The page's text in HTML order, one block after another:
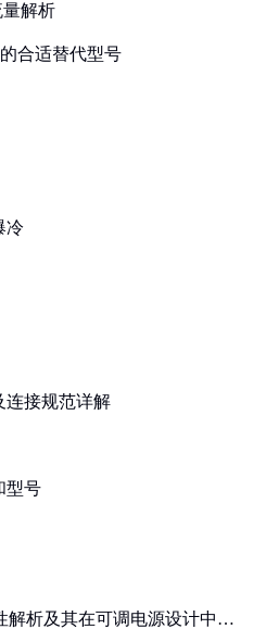
量解析
合适替代型号
冷
连接规范详解
型号
解析及其在可调电源设计中的